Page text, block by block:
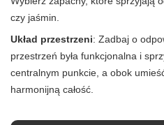
czy jaśmin.
Układ przestrzeni: Zadbaj o
przestrzeń była funkcjonalna i
centralnym punkcie, a obok
harmonijną całość.